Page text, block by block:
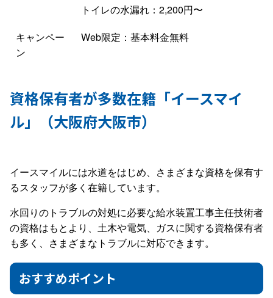
トイレの水漏れ：2,200円〜
キャンペー
ン
Web限定：基本料金無料
資格保有者が多数在籍「イースマイ
ル」（大阪府大阪市）
イースマイルには水道をはじめ、さまざまな資格を保有す
るスタッフが多く在籍しています。
水回りのトラブルの対処に必要な給水装置工事主任技術者
の資格はもとより、土木や電気、ガスに関する資格保有者
も多く、さまざまなトラブルに対応できます。
おすすめポイント